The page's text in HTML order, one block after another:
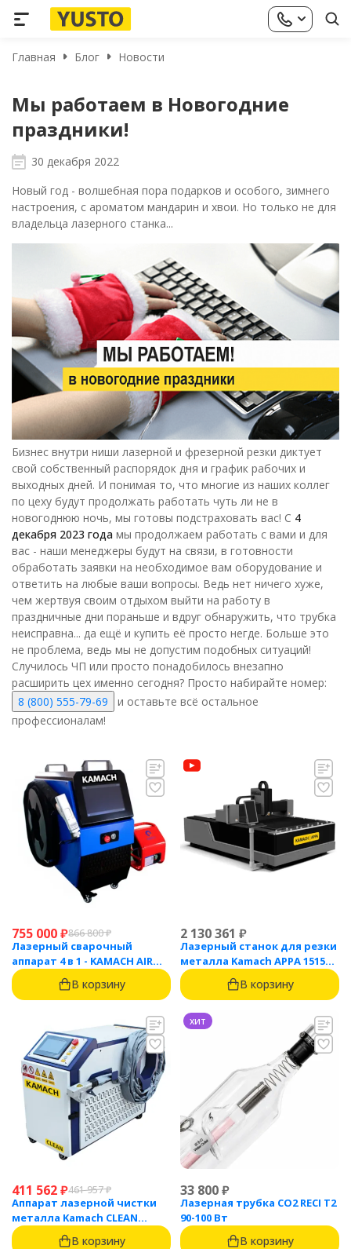
Главная Блог Новости
Мы работаем в Новогодние
праздники!
30 декабря 2022
Новый год - волшебная пора подарков и особого, зимнего
настроения, с ароматом мандарин и хвои. Но только не для
владельца лазерного станка...
Бизнес внутри ниши лазерной и фрезерной резки диктует
свой собственный распорядок дня и график рабочих и
выходных дней. И понимая то, что многие из наших коллег
по цеху будут продолжать работать чуть ли не в
новогоднюю ночь, мы готовы подстраховать вас! С 4
декабря 2023 года мы продолжаем работать с вами и для
вас - наши менеджеры будут на связи, в готовности
обработать заявки на необходимое вам оборудование и
ответить на любые ваши вопросы. Ведь нет ничего хуже,
чем жертвуя своим отдыхом выйти на работу в
праздничные дни пораньше и вдруг обнаружить, что трубка
неисправна... да ещё и купить её просто негде. Больше это
не проблема, ведь мы не допустим подобных ситуаций!
Случилось ЧП или просто понадобилось внезапно
расширить цех именно сегодня? Просто набирайте номер:
8 (800) 555-79-69
и оставьте всё остальное
профессионалам!
755 000₽866 800₽
Лазерный сварочный
аппарат 4 в 1 - KAMACH AIR
1500
В корзину
2 130 361 ₽
Лазерный станок для резки
металла Kamach APPA 1515
(1500 Вт)
В корзину
411 562₽461 957₽
Аппарат лазерной чистки
металла Kamach CLEAN
1500BW
В корзину
хит
33 800₽
Лазерная трубка CO2 RECI T2
90-100 Вт
В корзину